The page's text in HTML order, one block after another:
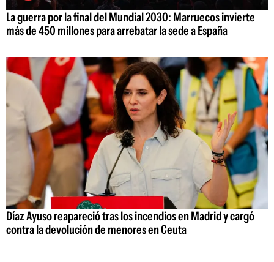
La guerra por la final del Mundial 2030: Marruecos invierte
más de 450 millones para arrebatar la sede a España
Díaz Ayuso reapareció tras los incendios en Madrid y cargó
contra la devolución de menores en Ceuta